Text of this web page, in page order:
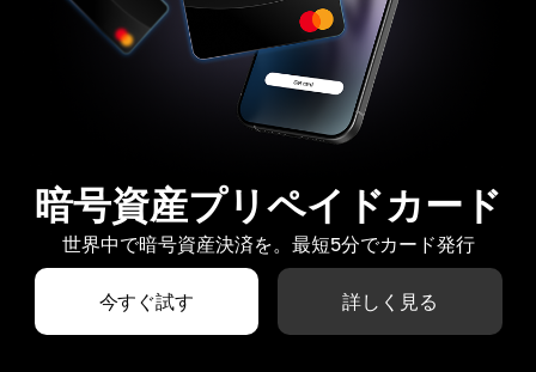
暗号資産プリペイドカード
世界中で暗号資産決済を。最短5分でカード発行
今すぐ試す 詳しく見る